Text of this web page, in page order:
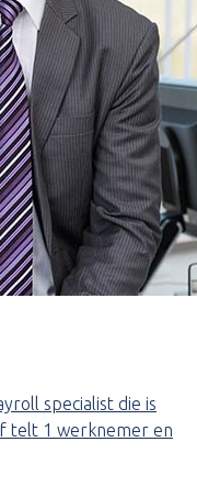
specialist die is
telt 1 werknemer en